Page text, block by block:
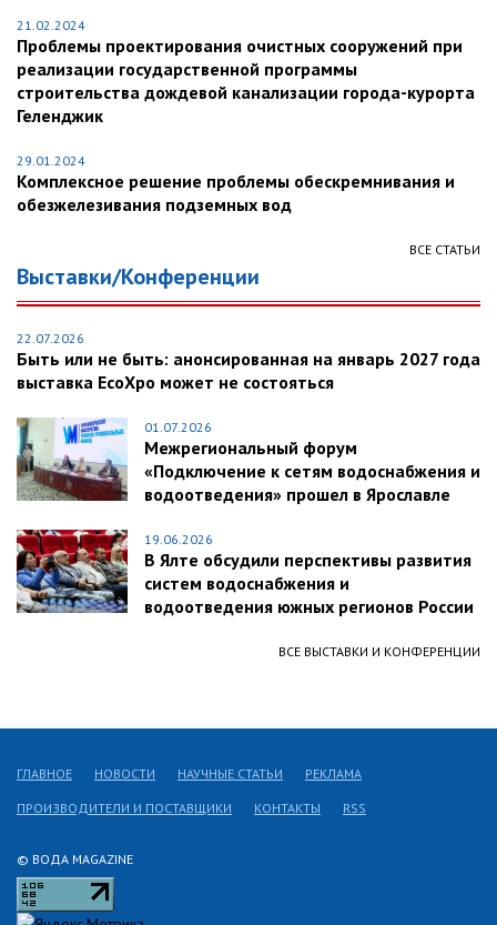
21.02.2024
Проблемы проектирования очистных сооружений при
реализации государственной программы
строительства дождевой канализации города-курорта
Геленджик
29.01.2024
Комплексное решение проблемы обескремнивания и
обезжелезивания подземных вод
ВСЕ СТАТЬИ
Выставки/Конференции
22.07.2026
Быть или не быть: анонсированная на январь 2027 года
выставка EcoXpo может не состояться
01.07.2026
Межрегиональный форум
«Подключение к сетям водоснабжения и
водоотведения» прошел в Ярославле
19.06.2026
В Ялте обсудили перспективы развития
систем водоснабжения и
водоотведения южных регионов России
ВСЕ ВЫСТАВКИ И КОНФЕРЕНЦИИ
© ВОДА MAGAZINE
ГЛАВНОЕ НОВОСТИ НАУЧНЫЕ СТАТЬИ РЕКЛАМА
ПРОИЗВОДИТЕЛИ И ПОСТАВЩИКИ КОНТАКТЫ RSS